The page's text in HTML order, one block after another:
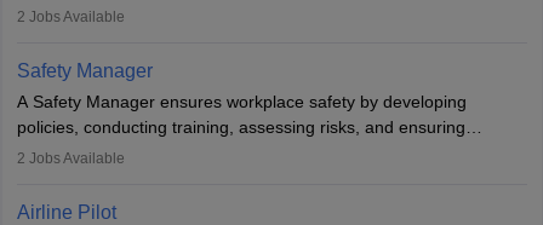
engines and wings, ensuring performance, safety, and efficiency.
technological innovation to improve fuel efficiency and reduce
noise. Aeronautical engineers collaborate with teams in aerospace
companies, government agencies, or research institutions,
requiring strong skills in physics, mathematics, and engineering
principles.
2 Jobs Available
Safety Manager
A Safety Manager ensures workplace safety by developing
policies, conducting training, assessing risks, and ensuring
regulatory compliance. They investigate incidents, manage
Working across industries like construction and healthcare, they
2 Jobs Available
Airline Pilot